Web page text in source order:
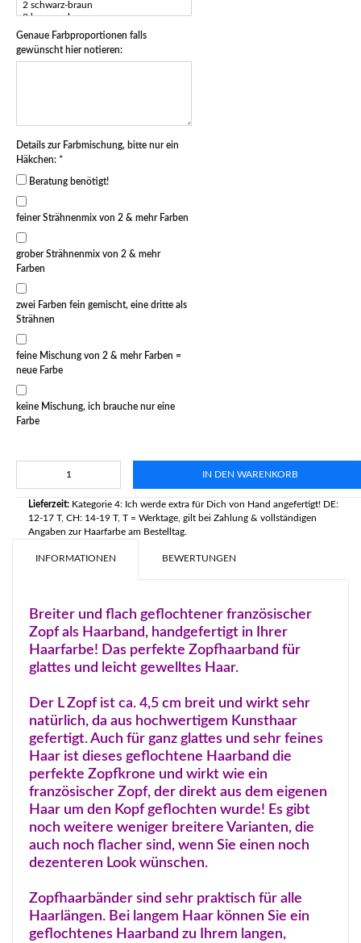
Genaue Farbproportionen falls
gewünscht hier notieren:
Details zur Farbmischung, bitte nur ein
Häkchen: *
Beratung benötigt!
feiner Strähnenmix von 2 & mehr Farben
grober Strähnenmix von 2 & mehr
Farben
zwei Farben fein gemischt, eine dritte als
Strähnen
feine Mischung von 2 & mehr Farben =
neue Farbe
keine Mischung, ich brauche nur eine
Farbe
IN DEN WARENKORB
Lieferzeit: Kategorie 4: Ich werde extra für Dich von Hand angefertigt! DE:
12-17 T, CH: 14-19 T, T = Werktage, gilt bei Zahlung & vollständigen
Angaben zur Haarfarbe am Bestelltag.
INFORMATIONEN BEWERTUNGEN
Breiter und flach geflochtener französischer
Zopf als Haarband, handgefertigt in Ihrer
Haarfarbe! Das perfekte Zopfhaarband für
glattes und leicht gewelltes Haar.
Der L Zopf ist ca. 4,5 cm breit und wirkt sehr
natürlich, da aus hochwertigem Kunsthaar
gefertigt. Auch für ganz glattes und sehr feines
Haar ist dieses geflochtene Haarband die
perfekte Zopfkrone und wirkt wie ein
französischer Zopf, der direkt aus dem eigenen
Haar um den Kopf geflochten wurde! Es gibt
noch weitere weniger breitere Varianten, die
auch noch flacher sind, wenn Sie einen noch
dezenteren Look wünschen.
Zopfhaarbänder sind sehr praktisch für alle
Haarlängen. Bei langem Haar können Sie ein
geflochtenes Haarband zu Ihrem langen,